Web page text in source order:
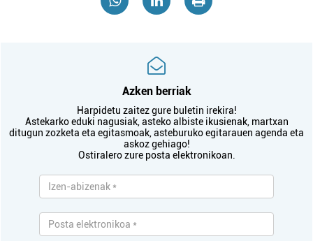
Azken berriak
Harpidetu zaitez gure buletin irekira!
Astekarko eduki nagusiak, asteko albiste ikusienak, martxan
ditugun zozketa eta egitasmoak, asteburuko egitarauen agenda eta
askoz gehiago!
Ostiralero zure posta elektronikoan.